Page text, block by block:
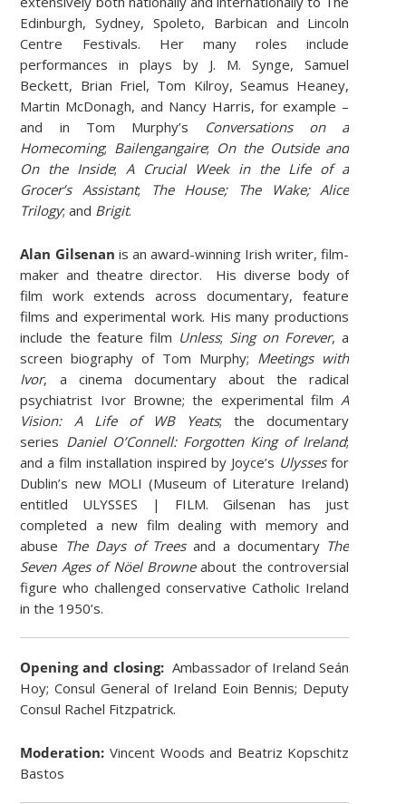
Edinburgh, Sydney, Spoleto, Barbican and Lincoln
Centre Festivals. Her many roles include
performances in plays by J. M. Synge, Samuel
Beckett, Brian Friel, Tom Kilroy, Seamus Heaney,
Martin McDonagh, and Nancy Harris, for example –
and in Tom Murphy’s
Conversations on a
Homecoming; Bailengangaire; On the Outside and
On the Inside; A Crucial Week in the Life of a
Grocer’s Assistant;
The House; The Wake; Alice
Trilogy; and Brigit.
Alan Gilsenan is an award-winning Irish writer, film-
maker and theatre director. His diverse body of
film work extends across documentary, feature
films and experimental work. His many productions
include the feature film Unless; Sing on Forever, a
screen biography of Tom Murphy; Meetings with
Ivor, a cinema documentary about the radical
psychiatrist Ivor Browne; the experimental film A
Vision: A Life of WB Yeats; the documentary
series Daniel O’Connell: Forgotten King of Ireland;
and a film installation inspired by Joyce’s Ulyssesfor
Dublin’s new MOLI (Museum of Literature Ireland)
entitled ULYSSES | FILM. Gilsenan has just
completed a new film dealing with memory and
abuse The Days of Treesand a documentary The
Seven Ages of Nöel Browneabout the controversial
figure who challenged conservative Catholic Ireland
in the 1950’s.
Opening and closing: Ambassador of Ireland Seán
Hoy; Consul General of Ireland Eoin Bennis; Deputy
Consul Rachel Fitzpatrick.
Moderation: Vincent Woods and Beatriz Kopschitz
Bastos